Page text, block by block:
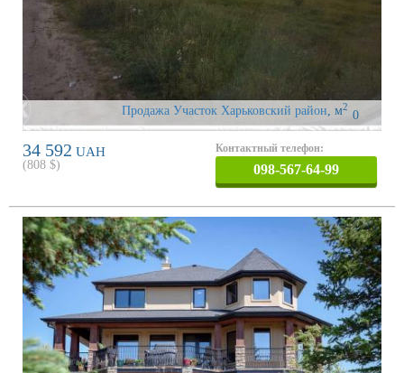
Продажа Участок Харьковский район, 0
м2
34 592 UAH
(808 $)
Контактный телефон:
098-567-64-99